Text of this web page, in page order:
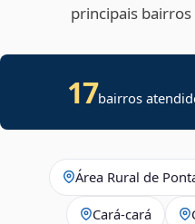
principais bairros
17bairros
Área Rural de
Cará-cará